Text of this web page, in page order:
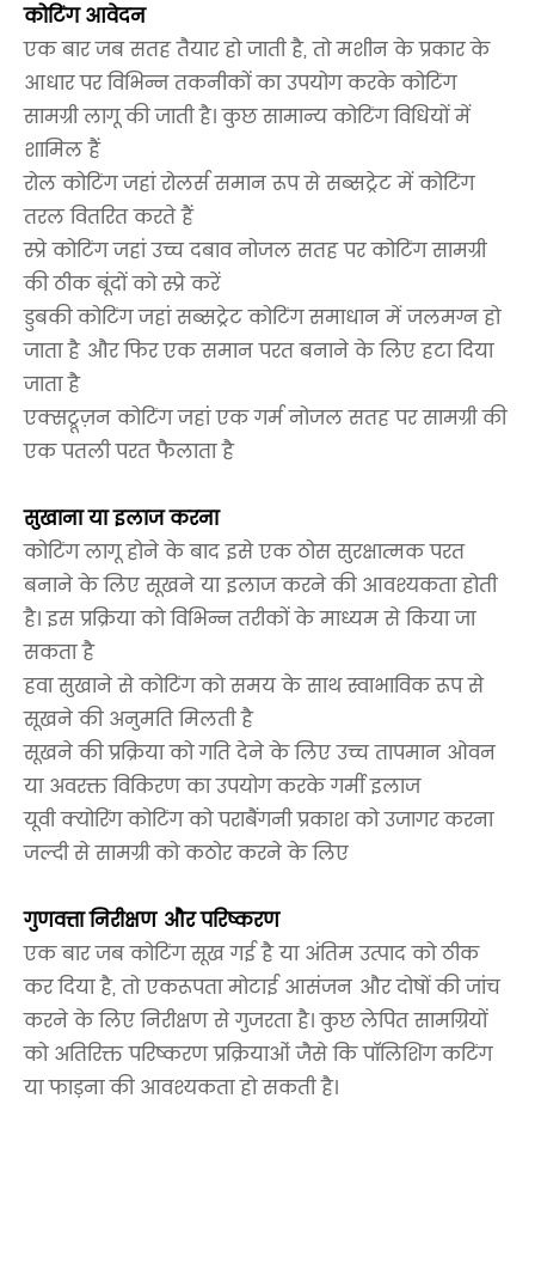
कोटिंग आवेदन
एक बार जब सतह तैयार हो जाती है, तो मशीन के प्रकार के
आधार पर विभिन्न तकनीकों का उपयोग करके कोटिंग
सामग्री लागू की जाती है। कुछ सामान्य कोटिंग विधियों में
शामिल हैं
रोल कोटिंग जहां रोलर्स समान रूप से सब्सट्रेट में कोटिंग
तरल वितरित करते हैं
स्प्रे कोटिंग जहां उच्च दबाव नोजल सतह पर कोटिंग सामग्री
की ठीक बूंदों को स्प्रे करें
डुबकी कोटिंग जहां सब्सट्रेट कोटिंग समाधान में जलमग्न हो
जाता है और फिर एक समान परत बनाने के लिए हटा दिया
जाता है
एक्सट्रूज़न कोटिंग जहां एक गर्म नोजल सतह पर सामग्री की
एक पतली परत फैलाता है
सुखाना या इलाज करना
कोटिंग लागू होने के बाद इसे एक ठोस सुरक्षात्मक परत
बनाने के लिए सूखने या इलाज करने की आवश्यकता होती
है। इस प्रक्रिया को विभिन्न तरीकों के माध्यम से किया जा
सकता है
हवा सुखाने से कोटिंग को समय के साथ स्वाभाविक रूप से
सूखने की अनुमति मिलती है
सूखने की प्रक्रिया को गति देने के लिए उच्च तापमान ओवन
या अवरक्त विकिरण का उपयोग करके गर्मी इलाज
यूवी क्योरिंग कोटिंग को पराबैंगनी प्रकाश को उजागर करना
जल्दी से सामग्री को कठोर करने के लिए
गुणवत्ता निरीक्षण और परिष्करण
एक बार जब कोटिंग सूख गई है या अंतिम उत्पाद को ठीक
कर दिया है, तो एकरूपता मोटाई आसंजन और दोषों की जांच
करने के लिए निरीक्षण से गुजरता है। कुछ लेपित सामग्रियों
को अतिरिक्त परिष्करण प्रक्रियाओं जैसे कि पॉलिशिंग कटिंग
या फाड़ना की आवश्यकता हो सकती है।